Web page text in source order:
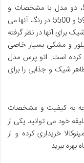
اتو پرس های جانتک مدل 5900 و 5500، دو مدل با مشخصات و
کارکرد یکسان می باشند. تنها تفاوت مدل 5900 و 5500 در رنگ آنها می
برای آنها در نظر گرفته
رنگ های سیلور و مشکی بسیار خاصی
کرده است. اتو پرس مدل
شیک و جذابی را برای
به کیفیت و مشخصات
خود می توانید یکی از
خریداری کرده و از
ببرید.